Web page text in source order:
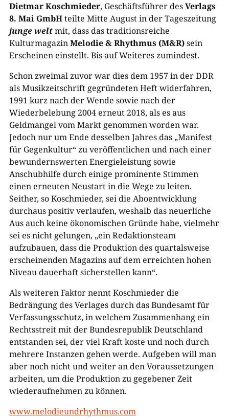
Dietmar Koschmieder, Geschäftsführer desVerlags
8. Mai GmbHteilte Mitte August in der Tageszeitung
junge weltmit, dass das traditionsreiche
KulturmagazinMelodie & Rhythmus (M&R)sein
Erscheinen einstellt. Bis auf Weiteres zumindest.
Schon zweimal zuvor war dies dem 1957 in der DDR
als Musikzeitschrift gegründeten Heft widerfahren,
1991 kurz nach der Wende sowie nach der
Wiederbelebung 2004 erneut 2018, als es aus
Geldmangel vom Markt genommen worden war.
Jedoch nur um Ende desselben Jahres das „Manifest
für Gegenkultur“ zu veröffentlichen und nach einer
bewundernswerten Energieleistung sowie
Anschubhilfe durch einige prominente Stimmen
einen erneuten Neustart in die Wege zu leiten.
Seither, so Koschmieder, sei die Aboentwicklung
durchaus positiv verlaufen, weshalb das neuerliche
Aus auch keine ökonomischen Gründe habe, vielmehr
sei es nicht gelungen, „ein Redaktionsteam
aufzubauen, dass die Produktion des quartalsweise
erscheinenden Magazins auf dem erreichten hohen
Niveau dauerhaft sicherstellen kann“.
Als weiteren Faktor nennt Koschmieder die
Bedrängung des Verlages durch das Bundesamt für
Verfassungsschutz, in welchem Zusammenhang ein
Rechtsstreit mit der Bundesrepublik Deutschland
entstanden sei, der viel Kraft koste und noch durch
mehrere Instanzen gehen werde. Aufgeben will man
aber noch nicht und weiter an den Voraussetzungen
arbeiten, um die Produktion zu gegebener Zeit
wiederaufnehmen zu können.
www.melodieundrhythmus.com